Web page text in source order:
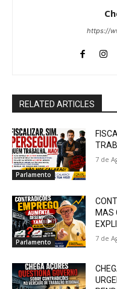
https://
RELATED ARTICLES
Parlamento
7 de
Parlamento
MAS
7 de